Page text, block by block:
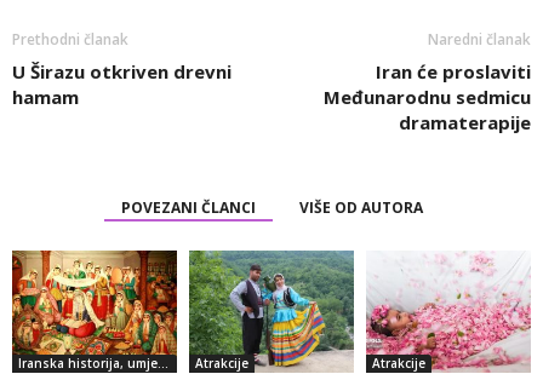
Prethodni članak
U Širazu otkriven drevni
hamam
Naredni članak
Iran će proslaviti
Međunarodnu sedmicu
dramaterapije
POVEZANI ČLANCI VIŠE OD AUTORA
Iranska historija, umjetnost i kultura Atrakcije Atrakcije